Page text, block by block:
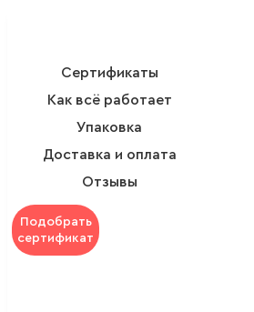
Сертификаты
Как всё работает
Упаковка
Доставка и оплата
Отзывы
Подобрать
сертификат